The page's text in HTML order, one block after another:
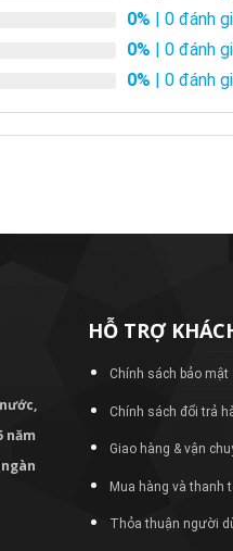
0% | 0 đánh
0% | 0 đánh
0% | 0 đánh
nước,
năm
HỖ TRỢ
Chính sách bảo mật
Chính sách đổi trả
Giao hàng & vận
Mua hàng và thanh
Thỏa thuận người